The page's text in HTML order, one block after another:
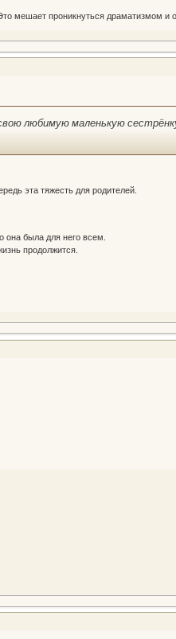
мешает проникнуться драматизмом и
любимую маленькую
эта тяжесть для родителей.
она была для него всем.
продолжится.